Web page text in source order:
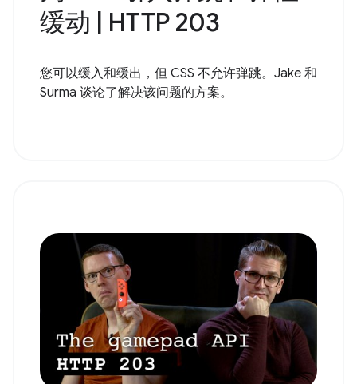
缓动 | HTTP 203
您可以缓入和缓出，但 CSS 不允许弹跳。Jake 和
Surma 谈论了解决该问题的方案。